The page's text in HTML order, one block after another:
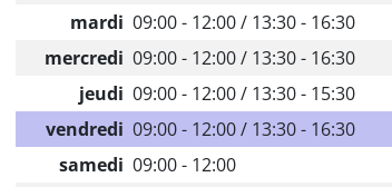
mardi 09:00 - 12:00 / 13:30 - 16:30
mercredi 09:00 - 12:00 / 13:30 - 16:30
jeudi 09:00 - 12:00 / 13:30 - 15:30
vendredi 09:00 - 12:00 / 13:30 - 16:30
samedi 09:00 - 12:00